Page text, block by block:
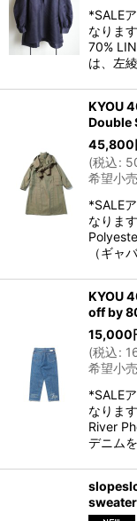
*SALE
なりま
70%
は、左
KYOU
Double
45,800
(税込:
希望小
*SALE
なりま
（ギャ
KYOU
off by
15,000
(税込:
希望小
*SALE
なりま
River
デニム
sweater